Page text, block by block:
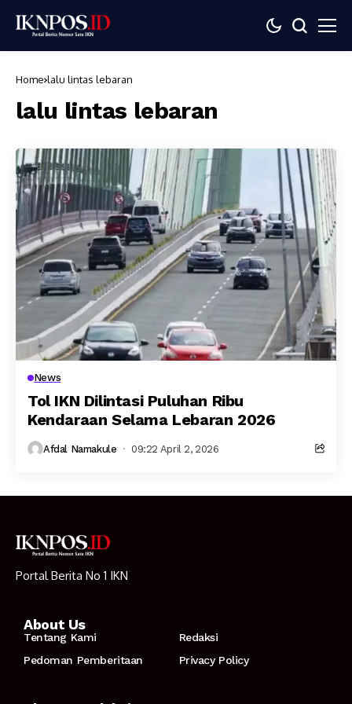
Home lalu lintas lebaran
lalu lintas lebaran
News
Tol IKN Dilintasi Puluhan Ribu
Kendaraan Selama Lebaran 2026
Afdal Namakule 09:22 April 2, 2026
Portal Berita No 1 IKN
About Us
Tentang Kami
Redaksi
Pedoman Pemberitaan
Privacy Policy